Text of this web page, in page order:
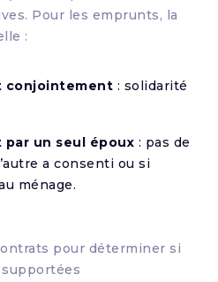
Pour les emprunts, la
:
conjointement : solidarité
un seul époux : pas de
a consenti ou si
ménage.
pour déterminer si